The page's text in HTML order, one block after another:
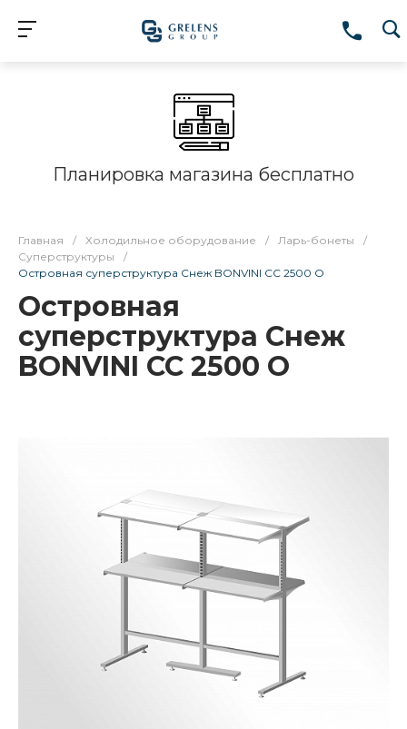
Планировка магазина бесплатно
Главная / Холодильное оборудование / Ларь-бонеты
/
Суперструктуры
/
Островная суперструктура Снеж BONVINI CC 2500 O
Островная
суперструктура Снеж
BONVINI CC 2500 O